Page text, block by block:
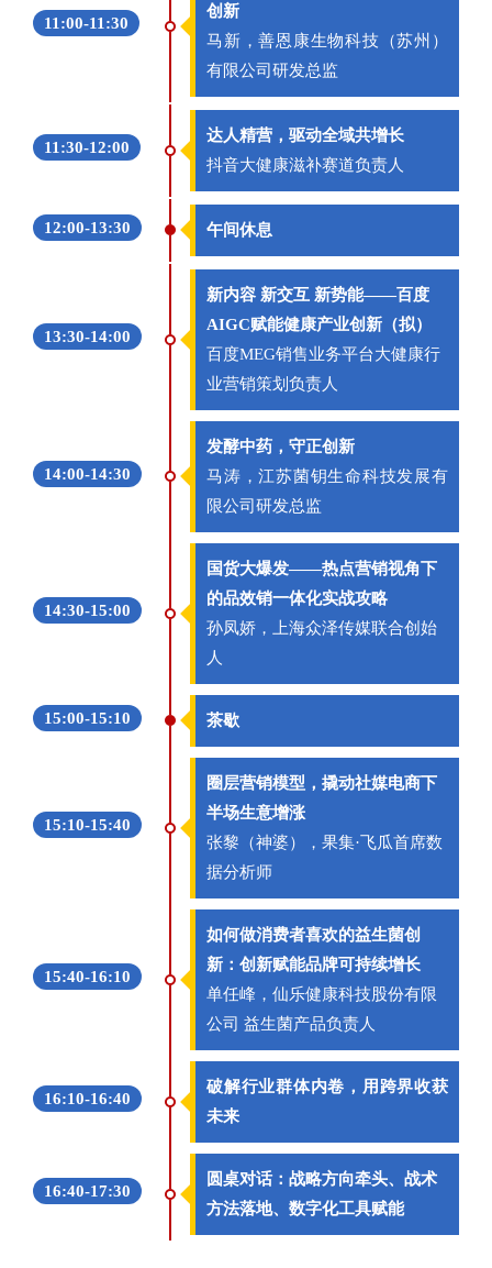
11:00-11:30
创新
马新，善恩康生物科技（苏州）
有限公司研发总监
11:30-12:00
达人精营，驱动全域共增长
抖音大健康滋补赛道负责人
12:00-13:30 午间休息
13:30-14:00
新内容 新交互 新势能——百度
AIGC赋能健康产业创新（拟）
百度MEG销售业务平台大健康行
业营销策划负责人
14:00-14:30
发酵中药，守正创新
马涛，江苏菌钥生命科技发展有
限公司研发总监
14:30-15:00
国货大爆发——热点营销视角下
的品效销一体化实战攻略
孙凤娇，上海众泽传媒联合创始
人
15:00-15:10 茶歇
15:10-15:40
圈层营销模型，撬动社媒电商下
半场生意增涨
张黎（神婆），果集·飞瓜首席数
据分析师
15:40-16:10
如何做消费者喜欢的益生菌创
新：创新赋能品牌可持续增长
单任峰，仙乐健康科技股份有限
公司 益生菌产品负责人
16:10-16:40
破解行业群体内卷，用跨界收获
未来
16:40-17:30
圆桌对话：战略方向牵头、战术
方法落地、数字化工具赋能